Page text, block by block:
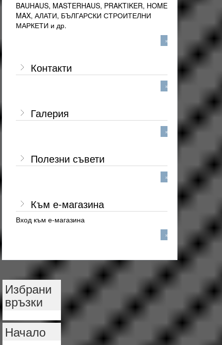
BAUHAUS, MASTERHAUS, PRAKTIKER, HOME-
MAX, АЛАТИ, БЪЛГАРСКИ СТРОИТЕЛНИ
МАРКЕТИ и др.
»
Контакти
»
Галерия
»
Полезни съвети
»
Към е-магазина
Вход към е-магазина
»
Избрани
връзки
Начало